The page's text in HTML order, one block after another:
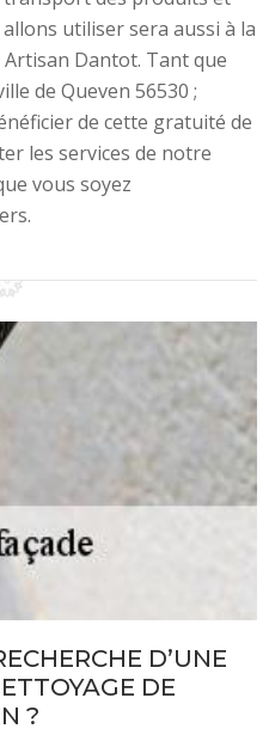
utiliser sera aussi à la
Dantot. Tant que
de Queven 56530 ;
de cette gratuité de
les services de notre
vous soyez
D’UNE
DE
?